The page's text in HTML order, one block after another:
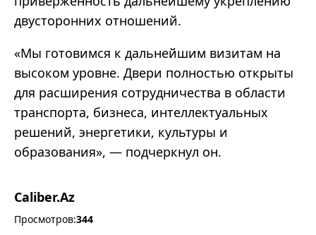
двусторонних отношений.
«Мы готовимся к дальнейшим визитам на
высоком уровне. Двери полностью открыты
для расширения сотрудничества в области
транспорта, бизнеса, интеллектуальных
решений, энергетики, культуры и
образования», — подчеркнул он.
Caliber.Az
Просмотров:344